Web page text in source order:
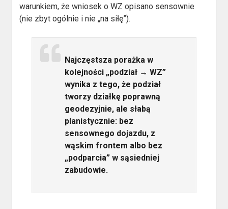
warunkiem, że wniosek o WZ opisano sensownie
(nie zbyt ogólnie i nie „na siłę”).
Najczęstsza porażka w
kolejności „podział → WZ”
wynika z tego, że podział
tworzy działkę poprawną
geodezyjnie, ale słabą
planistycznie: bez
sensownego dojazdu, z
wąskim frontem albo bez
„podparcia” w sąsiedniej
zabudowie.